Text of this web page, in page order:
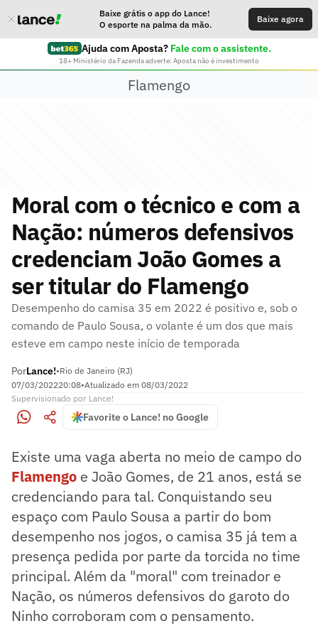
Baixe grátis o app do Lance!
O esporte na palma da mão.
Baixe agora
Ajuda com Aposta? Fale com o assistente.
18+ Ministério da Fazenda adverte: Aposta não é investimento
Flamengo
Moral com o técnico e com a
Nação: números defensivos
credenciam João Gomes a
ser titular do Flamengo
Desempenho do camisa 35 em 2022 é positivo e, sob o
comando de Paulo Sousa, o volante é um dos que mais
esteve em campo neste início de temporada
PorLance!•Rio de Janeiro (RJ)
07/03/202220:08•Atualizado em 08/03/2022
Supervisionado por Lance!
Favorite o Lance! no Google
Existe uma vaga aberta no meio de campo do
Flamengo e João Gomes, de 21 anos, está se
credenciando para tal. Conquistando seu
espaço com Paulo Sousa a partir do bom
desempenho nos jogos, o camisa 35 já tem a
presença pedida por parte da torcida no time
principal. Além da "moral" com treinador e
Nação, os números defensivos do garoto do
Ninho corroboram com o pensamento.